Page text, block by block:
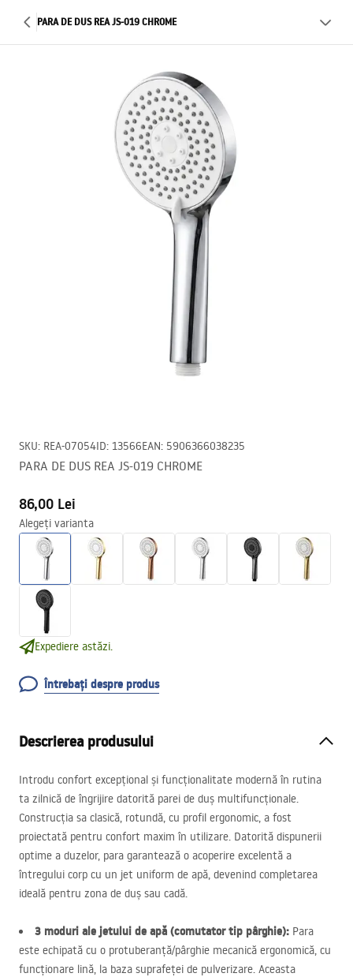
PARA DE DUS REA JS-019 CHROME
SKU: REA-07054ID: 13566EAN: 5906366038235
PARA DE DUS REA JS-019 CHROME
86,00 Lei
Alegeți varianta
Expediere astăzi.
Întrebați despre produs
Descrierea produsului
Introdu confort excepțional și funcționalitate modernă în rutina
ta zilnică de îngrijire datorită parei de duș multifuncționale.
Construcția sa clasică, rotundă, cu profil ergonomic, a fost
proiectată pentru confort maxim în utilizare. Datorită dispunerii
optime a duzelor, para garantează o acoperire excelentă a
întregului corp cu un jet uniform de apă, devenind completarea
ideală pentru zona de duș sau cadă.
3 moduri ale jetului de apă (comutator tip pârghie): Para
este echipată cu o protuberanță/pârghie mecanică ergonomică, cu
funcționare lină, la baza suprafeței de pulverizare. Aceasta